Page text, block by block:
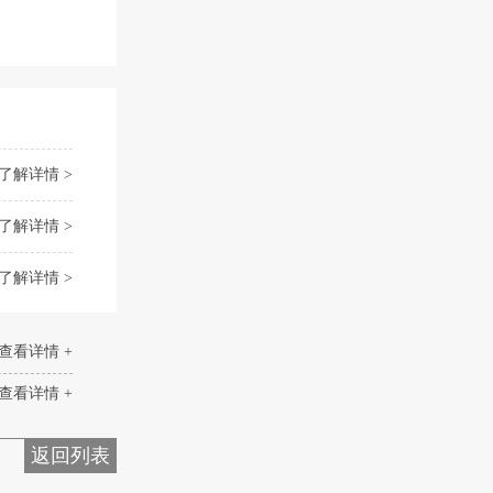
解详情 >
解详情 >
解详情 >
看详情 +
看详情 +
返回列表